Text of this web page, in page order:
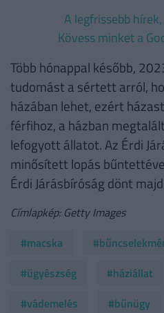
A legfrissebb
Kövess minket a
Több hónappal később,
tudomást a sértett arról,
házában lehet, ezért
férfihoz, a házban
lefogyott állatot. Az Érdi
minősített lopás
Érdi Járásbíróság dönt
Címlapkép: Getty Images
#macska
#ügyészség
#háziállat
#vádemelés
#bűnügy